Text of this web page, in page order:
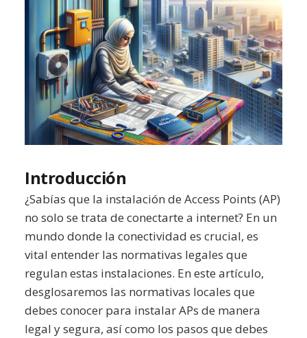
Introducción
¿Sabías que la instalación de Access Points (AP)
no solo se trata de conectarte a internet? En un
mundo donde la conectividad es crucial, es
vital entender las normativas legales que
regulan estas instalaciones. En este artículo,
desglosaremos las normativas locales que
debes conocer para instalar APs de manera
legal y segura, así como los pasos que debes